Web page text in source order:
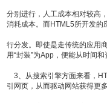
分别进行，人工成本相对较高
消耗成本。而HTML5所开发的
行分发。即使是走传统的应用
用“封装”为App，便能从时间
3、从搜索引擎方面来看，
引网页，从而驱动网站获得更